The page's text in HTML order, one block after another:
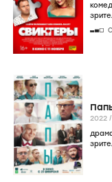
2022 /